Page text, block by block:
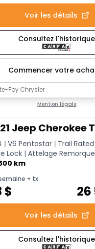
Voir les détails
Consultez l'historique
Commencer votre
Foy Chrysler
Mention légale
bonne offre
Jeep Cherokee
| V6 Pentastar | Trail
Lock | Attelage Remorque
km
+ tx
$ 26
Voir les détails
Consultez l'historique